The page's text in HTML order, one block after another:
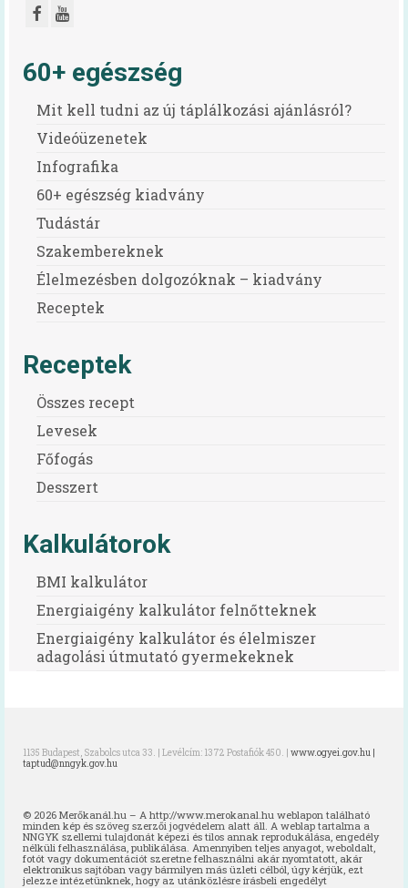
HAPPY-hét 2026
HAPPY-hét 2025
HAPPY-hét 2024
HAPPY-hét 2023
HAPPY-hét, 2021
HAPPY-hét, 2020
HAPPY-hét, 2019
Virtuális kiállítás
A programról
Iskolai feltételrendszer és jó gyakorlatok
Egészséges táplálkozás otthon és az
iskolában (kiadvány)
Mindent a menzáról videók
Vízfogyasztás népszerűsítő program
60+ egészség
Mit kell tudni az új táplálkozási ajánlásról?
Videóüzenetek
Infografika
60+ egészség kiadvány
Tudástár
Szakembereknek
Élelmezésben dolgozóknak – kiadvány
Receptek
Receptek
Összes recept
Levesek
Főfogás
Desszert
Kalkulátorok
BMI kalkulátor
Energiaigény kalkulátor felnőtteknek
Energiaigény kalkulátor és élelmiszer
adagolási útmutató gyermekeknek
1135 Budapest, Szabolcs utca 33. | Levélcím: 1372 Postafiók 450. | www.ogyei.gov.hu |
taptud@nngyk.gov.hu
© 2026 Merőkanál.hu – A http://www.merokanal.hu weblapon található
minden kép és szöveg szerzői jogvédelem alatt áll. A weblap tartalma a
NNGYK szellemi tulajdonát képezi és tilos annak reprodukálása, engedély
nélküli felhasználása, publikálása. Amennyiben teljes anyagot, weboldalt,
fotót vagy dokumentációt szeretne felhasználni akár nyomtatott, akár
elektronikus sajtóban vagy bármilyen más üzleti célból, úgy kérjük, ezt
jelezze intézetünknek, hogy az utánközlésre írásbeli engedélyt